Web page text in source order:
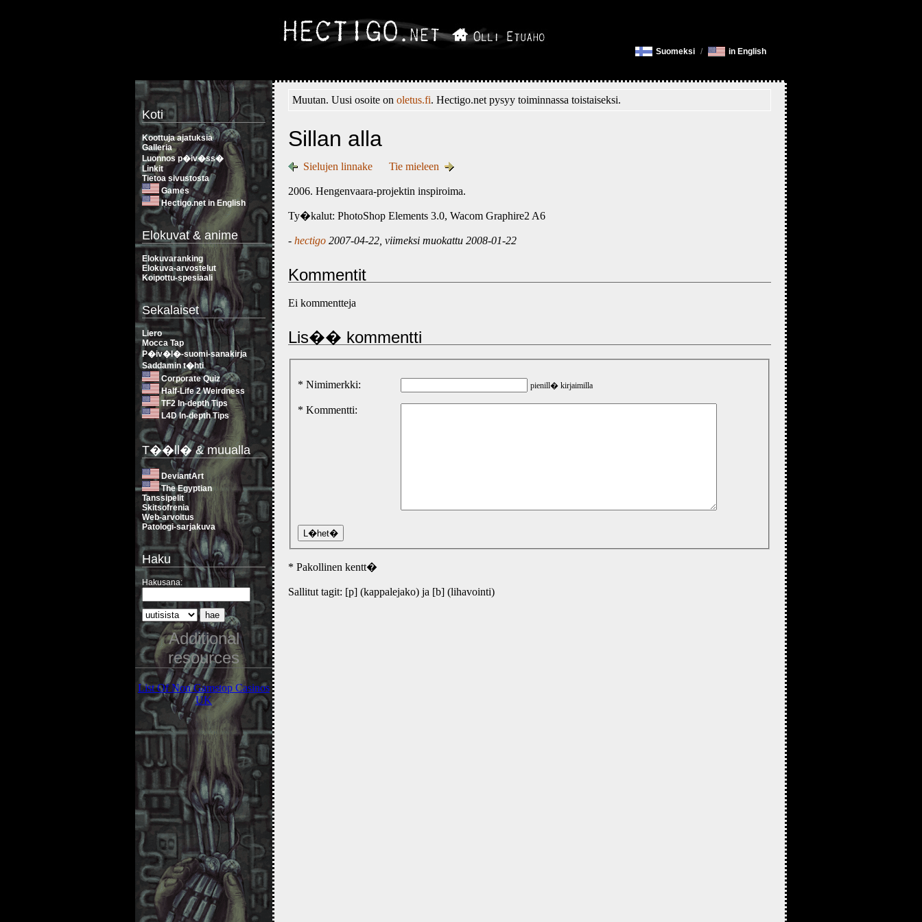
Suomeksi / in English
Koti
Koottuja ajatuksia
Galleria
Luonnos p�iv�ss�
Linkit
Tietoa sivustosta
Games
Hectigo.net in English
Elokuvat & anime
Elokuvaranking
Elokuva-arvostelut
Koipottu-spesiaali
Sekalaiset
Liero
Mocca Tap
P�iv�l�-suomi-sanakirja
Saddamin t�hti
Corporate Quiz
Half-Life 2 Weirdness
TF2 In-depth Tips
L4D In-depth Tips
T��ll� & muualla
DeviantArt
The Egyptian
Tanssipelit
Skitsofrenia
Web-arvoitus
Patologi-sarjakuva
Haku
Hakusana:
Muutan. Uusi osoite on oletus.fi. Hectigo.net pysyy toiminnassa toistaiseksi.
Sillan alla
Sielujen linnake Tie mieleen
2006. Hengenvaara-projektin inspiroima.
Ty�kalut: PhotoShop Elements 3.0, Wacom Graphire2 A6
- hectigo 2007-04-22, viimeksi muokattu 2008-01-22
Kommentit
Ei kommentteja
Lis�� kommentti
* Nimimerkki: pienill� kirjaimilla
* Kommentti:
* Pakollinen kentt�
Sallitut tagit: [p] (kappalejako) ja [b] (lihavointi)
Additional
resources
List Of Non Gamstop Casinos
UK